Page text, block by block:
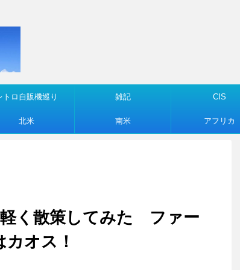
トロ自販機巡り 雑記 CIS
北米 南米 アフリカ
く散策してみた ファー
オス！